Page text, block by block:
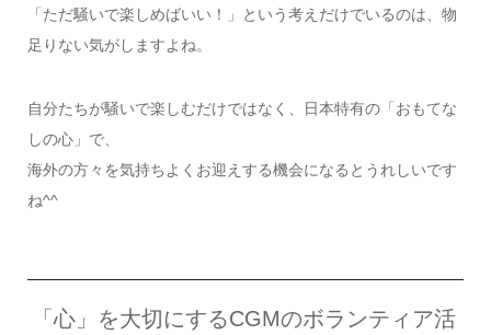
「ただ騒いで楽しめばいい！」という考えだけでいるのは、物
足りない気がしますよね。
自分たちが騒いで楽しむだけではなく、日本特有の「おもてな
しの心」で、
海外の方々を気持ちよくお迎えする機会になるとうれしいです
ね^^
「心」を大切にするCGMのボランティア活